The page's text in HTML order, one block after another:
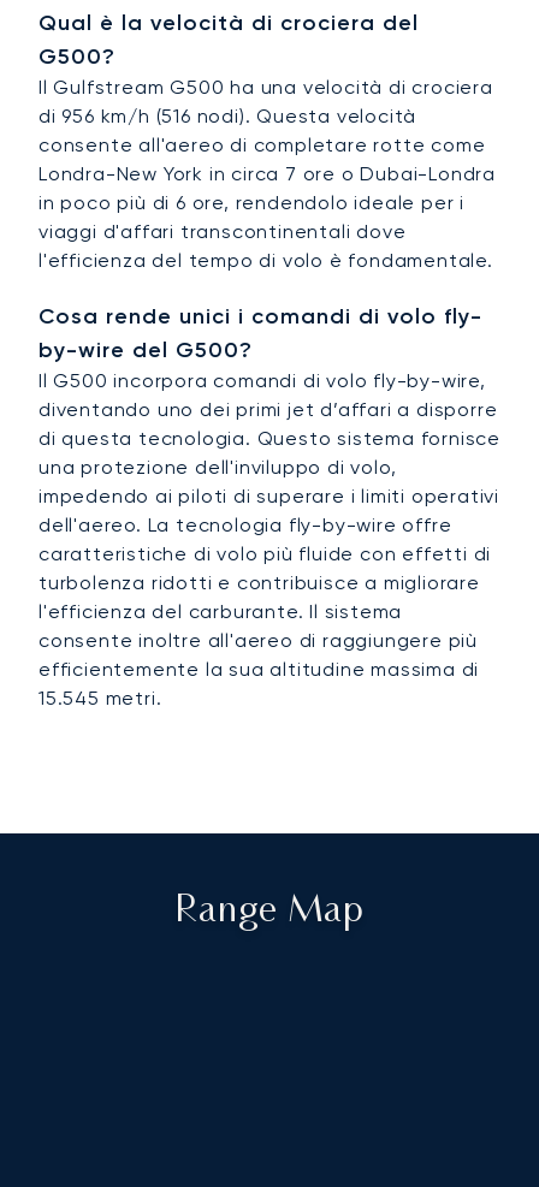
Qual è la velocità di crociera del
G500?
Il Gulfstream G500 ha una velocità di crociera
di 956 km/h (516 nodi). Questa velocità
consente all'aereo di completare rotte come
Londra-New York in circa 7 ore o Dubai-Londra
in poco più di 6 ore, rendendolo ideale per i
viaggi d'affari transcontinentali dove
l'efficienza del tempo di volo è fondamentale.
Cosa rende unici i comandi di volo fly-
by-wire del G500?
Il G500 incorpora comandi di volo fly-by-wire,
diventando uno dei primi jet d’affari a disporre
di questa tecnologia. Questo sistema fornisce
una protezione dell'inviluppo di volo,
impedendo ai piloti di superare i limiti operativi
dell'aereo. La tecnologia fly-by-wire offre
caratteristiche di volo più fluide con effetti di
turbolenza ridotti e contribuisce a migliorare
l'efficienza del carburante. Il sistema
consente inoltre all'aereo di raggiungere più
efficientemente la sua altitudine massima di
15.545 metri.
Range Map